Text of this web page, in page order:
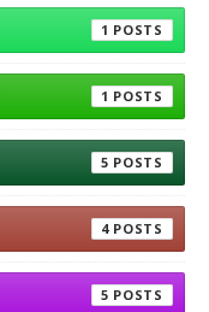
1
1
5
4
5